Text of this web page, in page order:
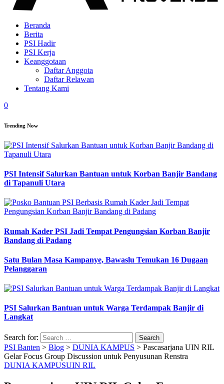
Beranda
Berita
PSI Hadir
PSI Kerja
Keanggotaan
Daftar Anggota
Daftar Relawan
Tentang Kami
0
Trending Now
PSI Intensif Salurkan Bantuan untuk Korban Banjir Bandang
di Tapanuli Utara
Rumah Kader PSI Jadi Tempat Pengungsian Korban Banjir
Bandang di Padang
Satu Bulan Masa Kampanye, Bawaslu Temukan 16 Dugaan
Pelanggaran
PSI Salurkan Bantuan untuk Warga Terdampak Banjir di
Langkat
Search for:
PSI Banten > Blog > DUNIA KAMPUS > Pascasarjana UIN RIL
Gelar Focus Group Discussion untuk Penyusunan Renstra
DUNIA KAMPUSUIN RIL